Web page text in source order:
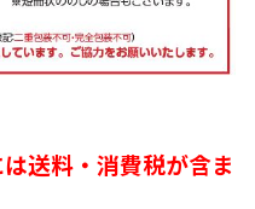
送料・消費税が含ま